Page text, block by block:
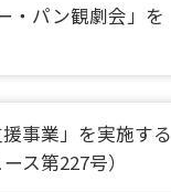
・パン観劇会」を
事業」を実施する
ス第227号）